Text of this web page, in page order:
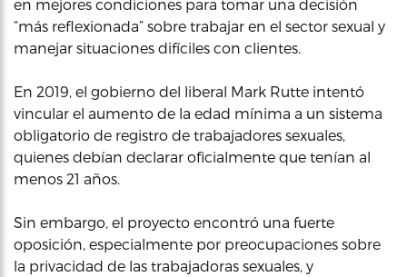
en mejores condiciones para tomar una decisión
“más reflexionada” sobre trabajar en el sector sexual y
manejar situaciones difíciles con clientes.
En 2019, el gobierno del liberal Mark Rutte intentó
vincular el aumento de la edad mínima a un sistema
obligatorio de registro de trabajadores sexuales,
quienes debían declarar oficialmente que tenían al
menos 21 años.
Sin embargo, el proyecto encontró una fuerte
oposición, especialmente por preocupaciones sobre
la privacidad de las trabajadoras sexuales, y